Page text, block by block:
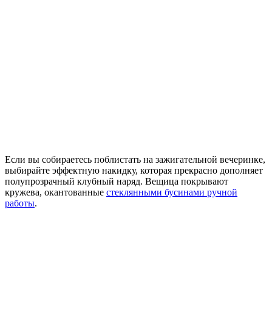
Если вы собираетесь поблистать на зажигательной вечеринке,
выбирайте эффектную накидку, которая прекрасно дополняет
полупрозрачный клубный наряд. Вещица покрывают
кружева, окантованные стеклянными бусинами ручной
работы.